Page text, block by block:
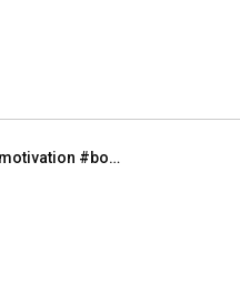
Super porridge per colazione 🤩 #fitness #motivation #bodybuilding #like #food  #love #health